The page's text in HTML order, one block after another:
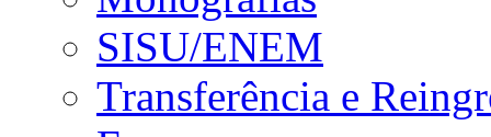
SISU/ENEM
Transferência e